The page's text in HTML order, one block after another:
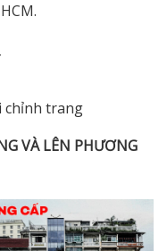
chỉnh trang
VÀ LÊN PHƯƠNG